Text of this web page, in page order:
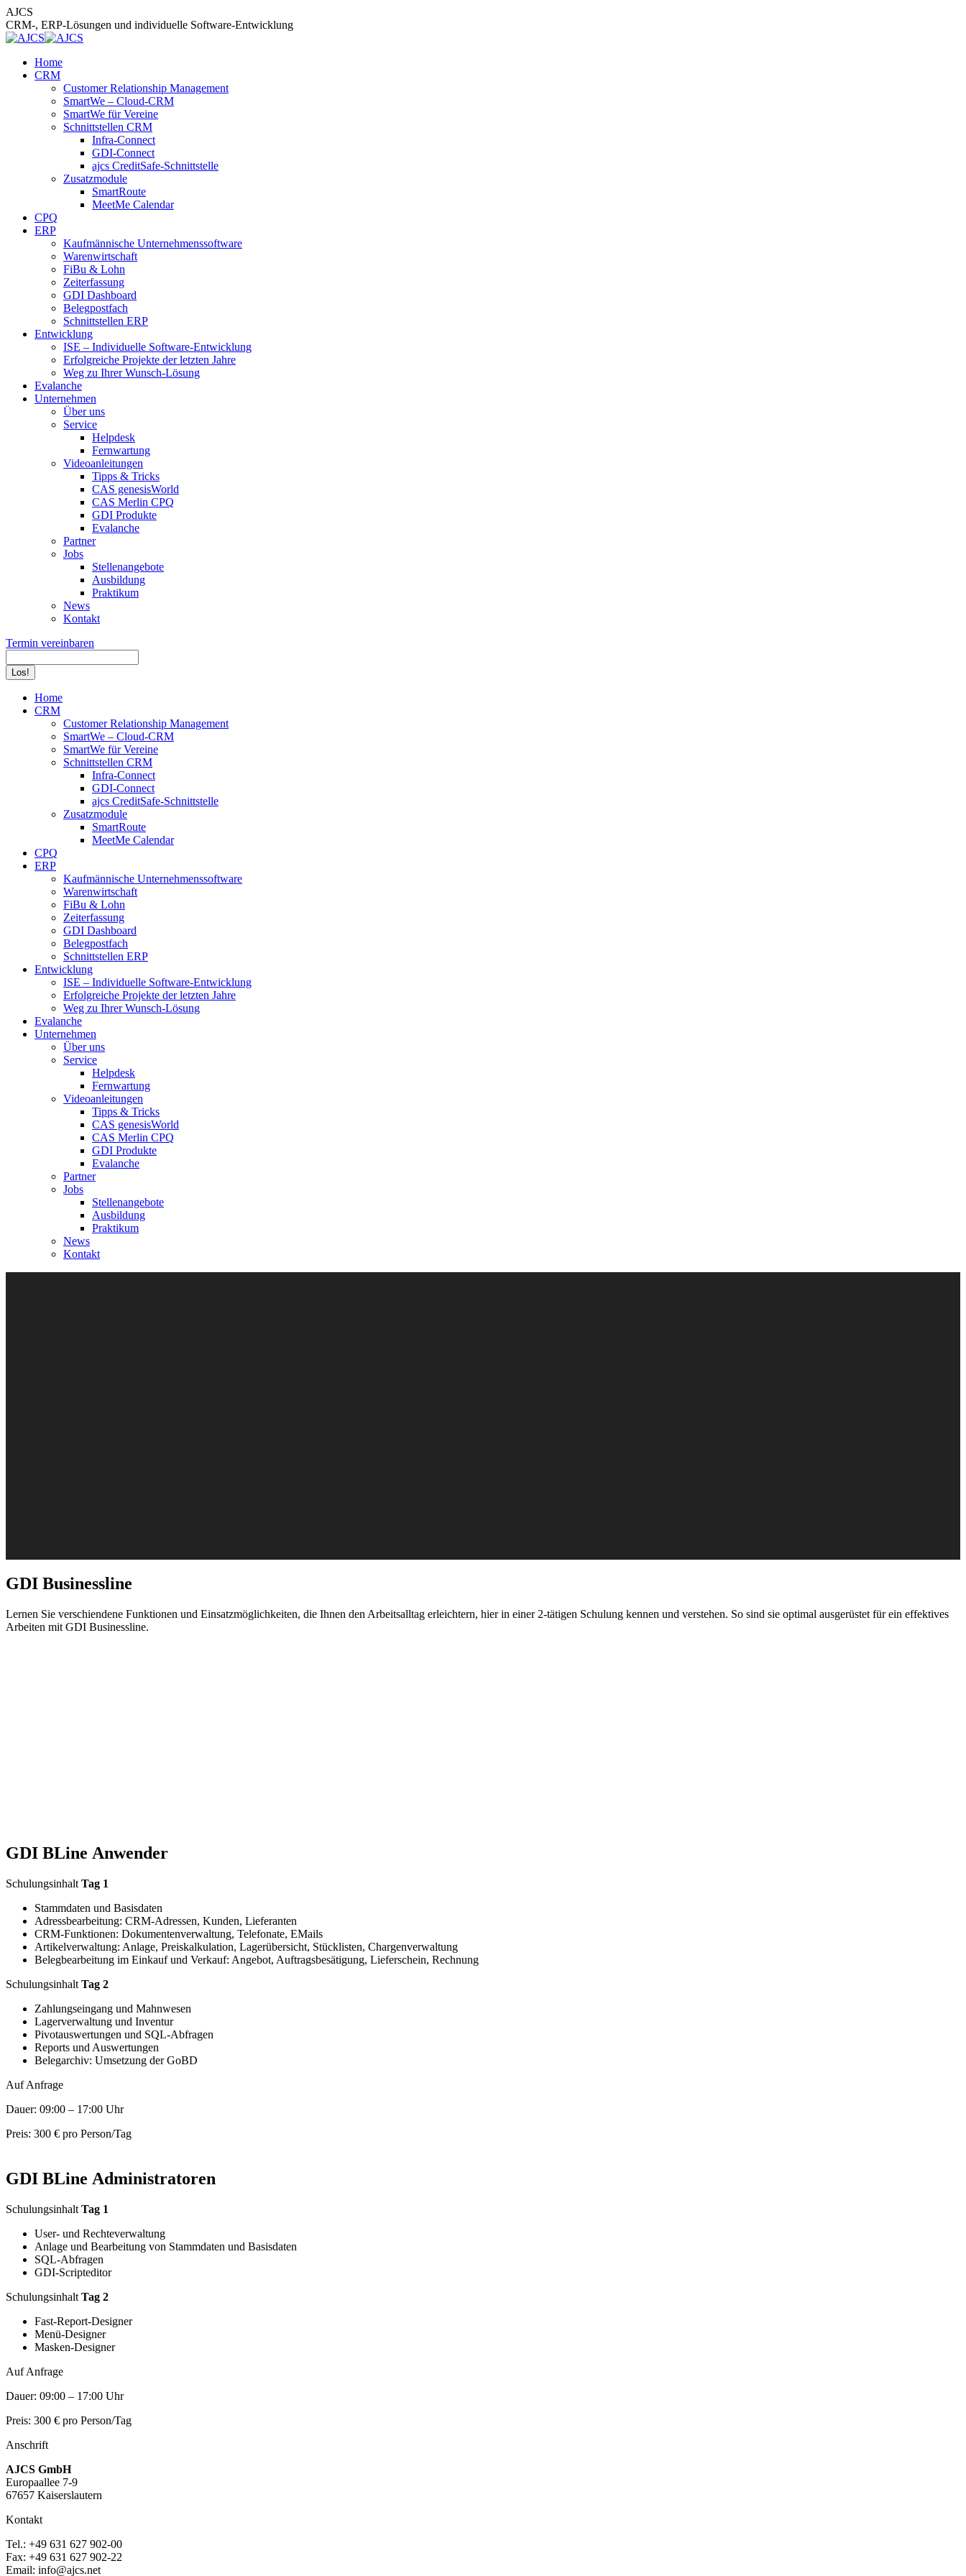
Zum
Inhalt
springen
AJCS
CRM-, ERP-Lösungen und individuelle Software-Entwicklung
Home
CRM
Customer Relationship Management
SmartWe – Cloud-CRM
SmartWe für Vereine
Schnittstellen CRM
Infra-Connect
GDI-Connect
ajcs CreditSafe-Schnittstelle
Zusatzmodule
SmartRoute
MeetMe Calendar
CPQ
ERP
Kaufmännische Unternehmenssoftware
Warenwirtschaft
FiBu & Lohn
Zeiterfassung
GDI Dashboard
Belegpostfach
Schnittstellen ERP
Entwicklung
ISE – Individuelle Software-Entwicklung
Erfolgreiche Projekte der letzten Jahre
Weg zu Ihrer Wunsch-Lösung
Evalanche
Unternehmen
Über uns
Service
Helpdesk
Fernwartung
Videoanleitungen
Tipps & Tricks
CAS genesisWorld
CAS Merlin CPQ
GDI Produkte
Evalanche
Partner
Jobs
Stellenangebote
Ausbildung
Praktikum
News
Kontakt
Termin vereinbaren
Home
CRM
Customer Relationship Management
SmartWe – Cloud-CRM
SmartWe für Vereine
Schnittstellen CRM
Infra-Connect
GDI-Connect
ajcs CreditSafe-Schnittstelle
Zusatzmodule
SmartRoute
MeetMe Calendar
CPQ
ERP
Kaufmännische Unternehmenssoftware
Warenwirtschaft
FiBu & Lohn
Zeiterfassung
GDI Dashboard
Belegpostfach
Schnittstellen ERP
Entwicklung
ISE – Individuelle Software-Entwicklung
Erfolgreiche Projekte der letzten Jahre
Weg zu Ihrer Wunsch-Lösung
Evalanche
Unternehmen
Über uns
Service
Helpdesk
Fernwartung
Videoanleitungen
Tipps & Tricks
CAS genesisWorld
CAS Merlin CPQ
GDI Produkte
Evalanche
Partner
Jobs
Stellenangebote
Ausbildung
Praktikum
News
Kontakt
GDI Businessline
Lernen Sie verschiendene Funktionen und Einsatzmöglichkeiten, die Ihnen den Arbeitsalltag erleichtern, hier in einer 2-tätigen Schulung kennen und verstehen. So sind sie optimal ausgerüstet für ein effektives
Arbeiten mit GDI Businessline.
GDI BLine Anwender
Schulungsinhalt Tag 1
Stammdaten und Basisdaten
Adressbearbeitung: CRM-Adressen, Kunden, Lieferanten
CRM-Funktionen: Dokumentenverwaltung, Telefonate, EMails
Artikelverwaltung: Anlage, Preiskalkulation, Lagerübersicht, Stücklisten, Chargenverwaltung
Belegbearbeitung im Einkauf und Verkauf: Angebot, Auftragsbesätigung, Lieferschein, Rechnung
Schulungsinhalt Tag 2
Zahlungseingang und Mahnwesen
Lagerverwaltung und Inventur
Pivotauswertungen und SQL-Abfragen
Reports und Auswertungen
Belegarchiv: Umsetzung der GoBD
Auf Anfrage
Dauer: 09:00 – 17:00 Uhr
Preis: 300 € pro Person/Tag
GDI BLine Administratoren
Schulungsinhalt Tag 1
User- und Rechteverwaltung
Anlage und Bearbeitung von Stammdaten und Basisdaten
SQL-Abfragen
GDI-Scripteditor
Schulungsinhalt Tag 2
Fast-Report-Designer
Menü-Designer
Masken-Designer
Auf Anfrage
Dauer: 09:00 – 17:00 Uhr
Preis: 300 € pro Person/Tag
Anschrift
AJCS GmbH
Europaallee 7-9
67657 Kaiserslautern
Kontakt
Tel.: +49 631 627 902-00
Fax: +49 631 627 902-22
Email: info@ajcs.net